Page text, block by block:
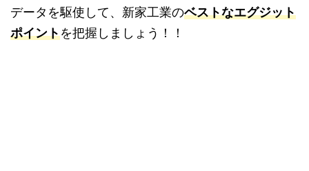
データを駆使して、新家工業のベストなエグジット
ポイントを把握しましょう！！